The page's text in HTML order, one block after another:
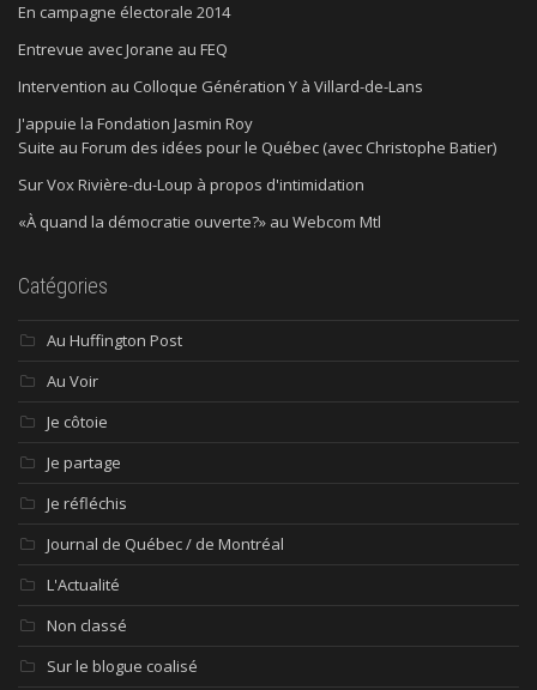
En campagne électorale 2014
Entrevue avec Jorane au FEQ
Intervention au Colloque Génération Y à Villard-de-Lans
J'appuie la Fondation Jasmin Roy
Suite au Forum des idées pour le Québec (avec Christophe Batier)
Sur Vox Rivière-du-Loup à propos d'intimidation
«À quand la démocratie ouverte?» au Webcom Mtl
Catégories
Au Huffington Post
Au Voir
Je côtoie
Je partage
Je réfléchis
Journal de Québec / de Montréal
L'Actualité
Non classé
Sur le blogue coalisé